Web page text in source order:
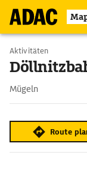
Aktivitäten
Mügeln
Route